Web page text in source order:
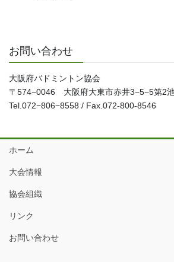
お問い合わせ
大阪府バドミントン協会
〒574−0046 大阪府大東市赤井3−5−5第2
Tel.072−806−8558 / Fax.072-800-8546
ホーム
大会情報
協会組織
リンク
お問い合わせ